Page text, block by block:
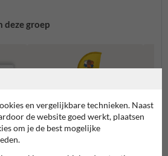
deze groep
en vergelijkbare technieken. Naast
de website goed werkt, plaatsen
om je de best mogelijke